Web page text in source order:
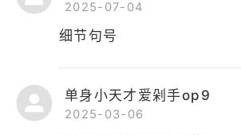
2025-07-04
细节句号
单身小天才爱剁手op9
2025-03-06